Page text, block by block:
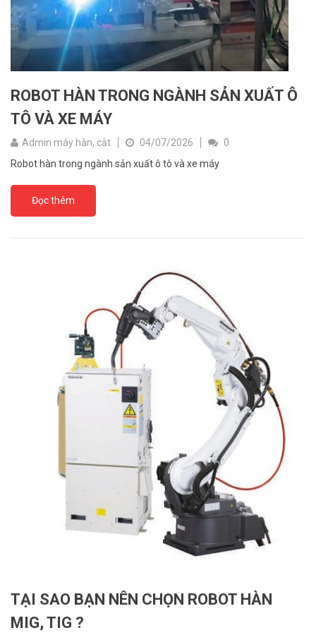
ROBOT HÀN TRONG NGÀNH SẢN XUẤT Ô
TÔ VÀ XE MÁY
Admin máy hàn, cắt 04/07/2026
0
Robot hàn trong ngành sản xuất ô tô và xe máy
Đọc thêm
TẠI SAO BẠN NÊN CHỌN ROBOT HÀN
MIG, TIG ?